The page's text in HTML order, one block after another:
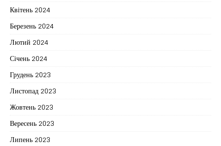
Квітень 2024
Березень 2024
Лютий 2024
Січень 2024
Грудень 2023
Листопад 2023
Жовтень 2023
Вересень 2023
Липень 2023